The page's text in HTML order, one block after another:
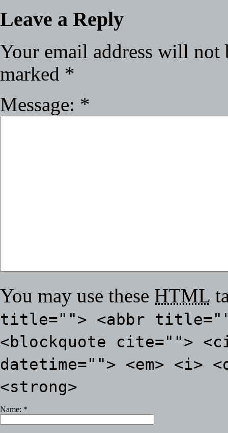
Leave a Reply
Your email address will not
marked *
Message: *
You may use these HTML
title=""> <abbr
<blockquote cite="">
datetime=""> <em> <i>
<strong>
Name: *